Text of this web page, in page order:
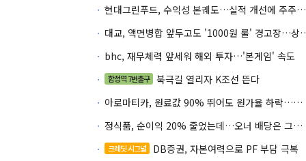
현대그린푸드, 수익성 본궤도…실적 개선에 주주환원까지
대교, 액면병합 앞두고
bhc, 재무체력 앞세워 해외 투자…'본게임' 속도
합정역 7번출구
북극길 열리자 K조선 뜬다
아로마티카, 원료값 90% 뛰어도 원가율 하락…직거래로 방어
정식품, 순이익 20% 줄었는데…오너 배당은 그대로
크레딧 시그널 DB증권, 자본여력으로 PF 부담 극복